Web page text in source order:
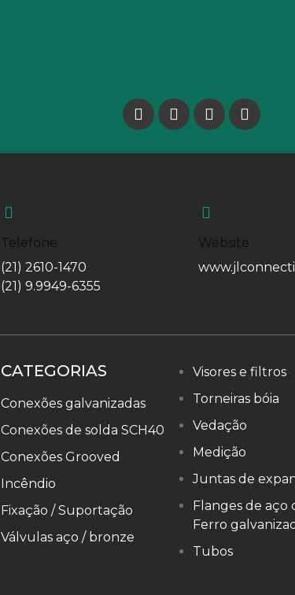
Telefone
(21) 2610-1470
(21) 9.9949-6355
Website
CATEGORIAS
Conexões galvanizadas
Conexões de solda SCH40
Conexões Grooved
Incêndio
Fixação / Suportação
Válvulas aço / bronze
Visores e filtros
Torneiras bóia
Vedação
Medição
Juntas de
Flanges de aço
Ferro
Tubos